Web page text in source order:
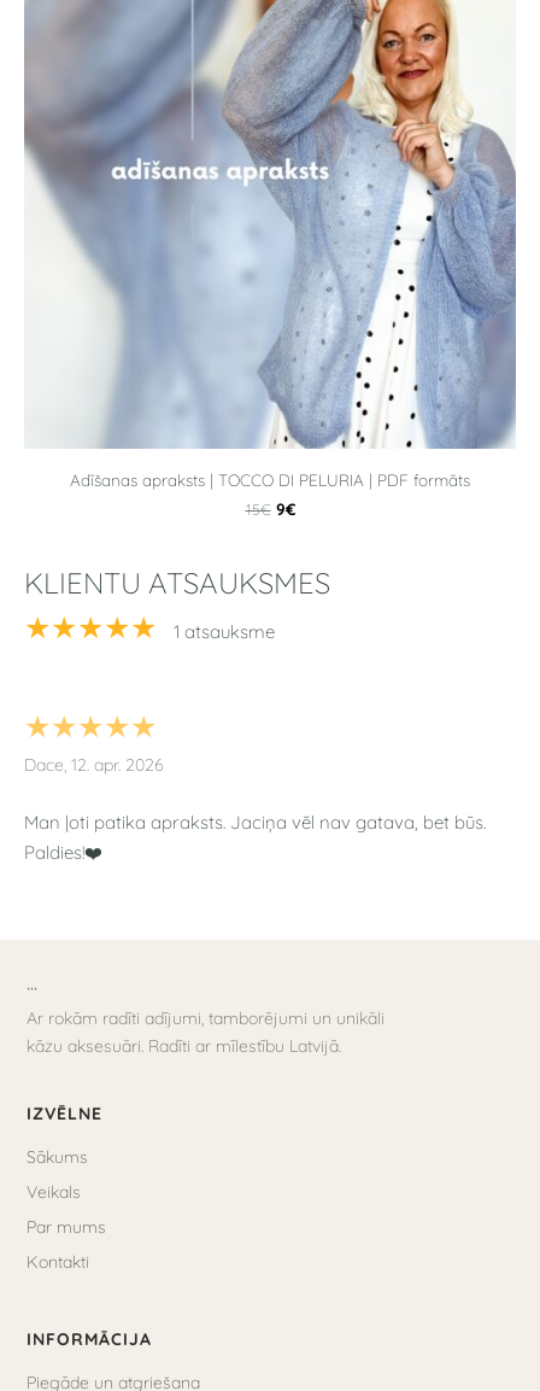
Adīšanas apraksts | TOCCO DI PELURIA | PDF formāts
15€ 9€
KLIENTU ATSAUKSMES
★★★★★ 1 atsauksme
★★★★★
Dace, 12. apr. 2026
Man ļoti patika apraksts. Jaciņa vēl nav gatava, bet būs.
Paldies!❤️
```
Ar rokām radīti adījumi, tamborējumi un unikāli
kāzu aksesuāri. Radīti ar mīlestību Latvijā.
IZVĒLNE
Sākums
Veikals
Par mums
Kontakti
INFORMĀCIJA
Piegāde un atgriešana